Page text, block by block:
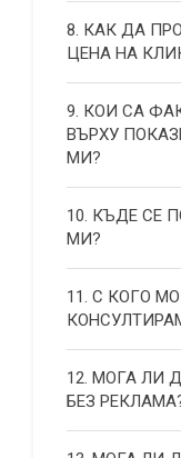
8. КАК ДА
ЦЕНА НА
9. КОИ СА
ВЪРХУ
МИ?
10. КЪДЕ СЕ
МИ?
11. С КОГО
12. МОГА ЛИ
БЕЗ